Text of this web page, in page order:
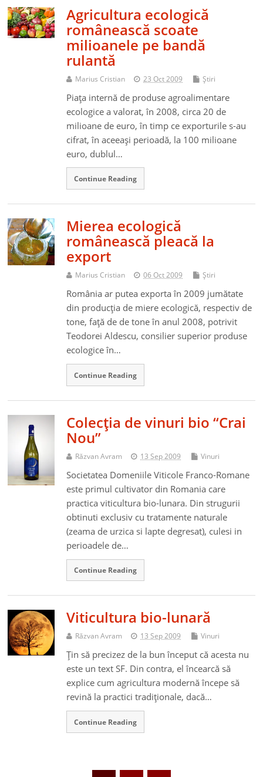
Agricultura ecologică
românească scoate
milioanele pe bandă
rulantă
Marius Cristian 23 Oct 2009 Ştiri
Piaţa internă de produse agroalimentare
ecologice a valorat, în 2008, circa 20 de
milioane de euro, în timp ce exporturile s-au
cifrat, în aceeaşi perioadă, la 100 milioane
euro, dublul…
Continue Reading
Mierea ecologică
românească pleacă la
export
Marius Cristian 06 Oct 2009 Ştiri
România ar putea exporta în 2009 jumătate
din producţia de miere ecologică, respectiv de
tone, faţă de de tone în anul 2008, potrivit
Teodorei Aldescu, consilier superior produse
ecologice în…
Continue Reading
Colecţia de vinuri bio “Crai
Nou”
Răzvan Avram 13 Sep 2009 Vinuri
Societatea Domeniile Viticole Franco-Romane
este primul cultivator din Romania care
practica viticultura bio-lunara. Din strugurii
obtinuti exclusiv cu tratamente naturale
(zeama de urzica si lapte degresat), culesi in
perioadele de…
Continue Reading
Viticultura bio-lunară
Răzvan Avram 13 Sep 2009 Vinuri
Ţin să precizez de la bun început că acesta nu
este un text SF. Din contra, el încearcă să
explice cum agricultura modernă începe să
revină la practici tradiţionale, dacă…
Continue Reading